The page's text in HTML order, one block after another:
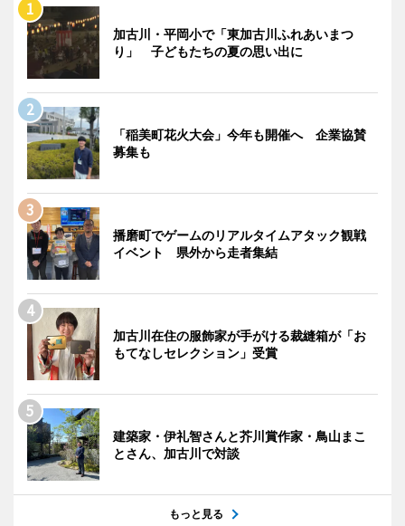
加古川・平岡小で「東加古川ふれあいまつ
り」 子どもたちの夏の思い出に
「稲美町花火大会」今年も開催へ 企業協賛
募集も
播磨町でゲームのリアルタイムアタック観戦
イベント 県外から走者集結
加古川在住の服飾家が手がける裁縫箱が「お
もてなしセレクション」受賞
建築家・伊礼智さんと芥川賞作家・鳥山まこ
とさん、加古川で対談
もっと見る